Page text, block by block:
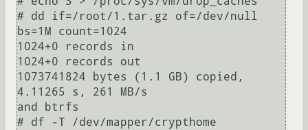
# dd if=/root/1.tar.gz of=/dev/null
bs=1M count=1024
1024+0 records in
1024+0 records out
1073741824 bytes (1.1 GB) copied,
4.11265 s, 261 MB/s
and btrfs
# df -T /dev/mapper/crypthome